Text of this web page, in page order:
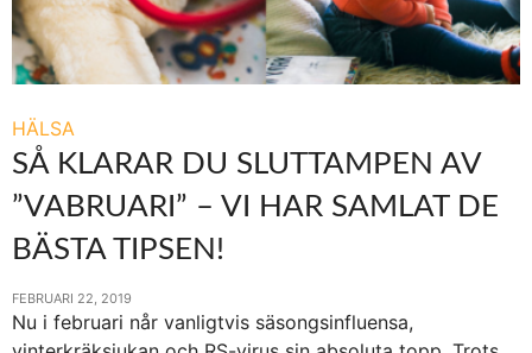
HÄLSA
SÅ KLARAR DU SLUTTAMPEN AV
”VABRUARI” – VI HAR SAMLAT DE
BÄSTA TIPSEN!
FEBRUARI 22, 2019
Nu i februari når vanligtvis säsongsinfluensa,